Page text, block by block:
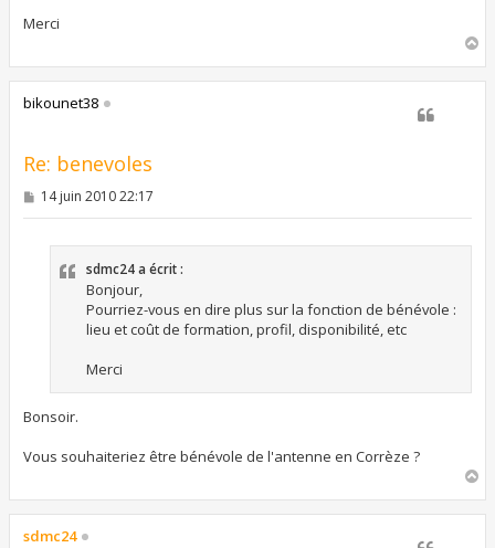
Merci
u
bikounet38
Re: benevoles
M14 juin 2010 22:17
sdmc24 a écrit :
Bonjour,
Pourriez-vous en dire plus sur la fonction de bénévole :
lieu et coût de formation, profil, disponibilité, etc
Merci
Bonsoir.
Vous souhaiteriez être bénévole de l'antenne en Corrèze ?
u
sdmc24